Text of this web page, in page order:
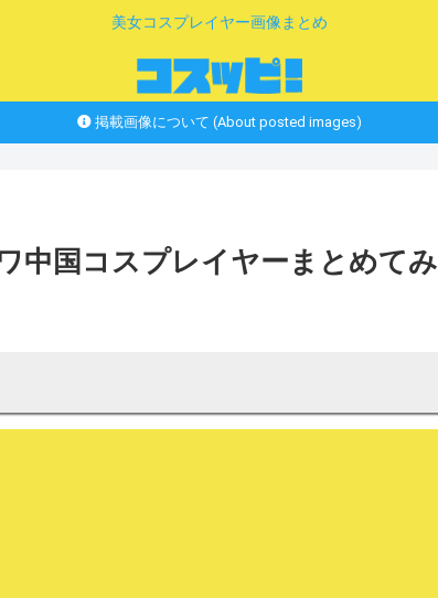
美女コスプレイヤー画像まとめ
掲載画像について (About posted images)
中国コスプレイヤーまとめてみ